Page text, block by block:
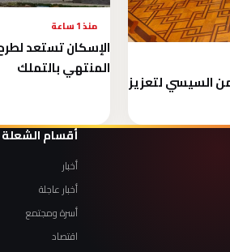
السيسي لتعزيز
منذ 1 ساعة
المنتهي بالتملك
أقسام الشعلة
أخبار
أخبار عاجلة
أسرة ومجتمع
اقتصاد